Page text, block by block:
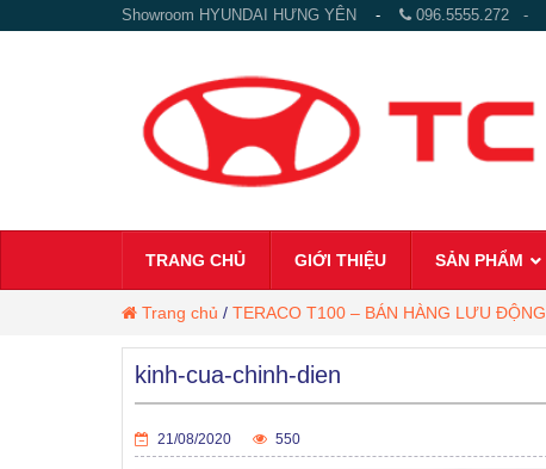
Showroom HYUNDAI HƯNG YÊN - 096.5555.272 -
TRANG CHỦ GIỚI THIỆU SẢN PHẨM
Trang chủ / TERACO T100 – BÁN HÀNG LƯU ĐỘNG
kinh-cua-chinh-dien
21/08/2020 550